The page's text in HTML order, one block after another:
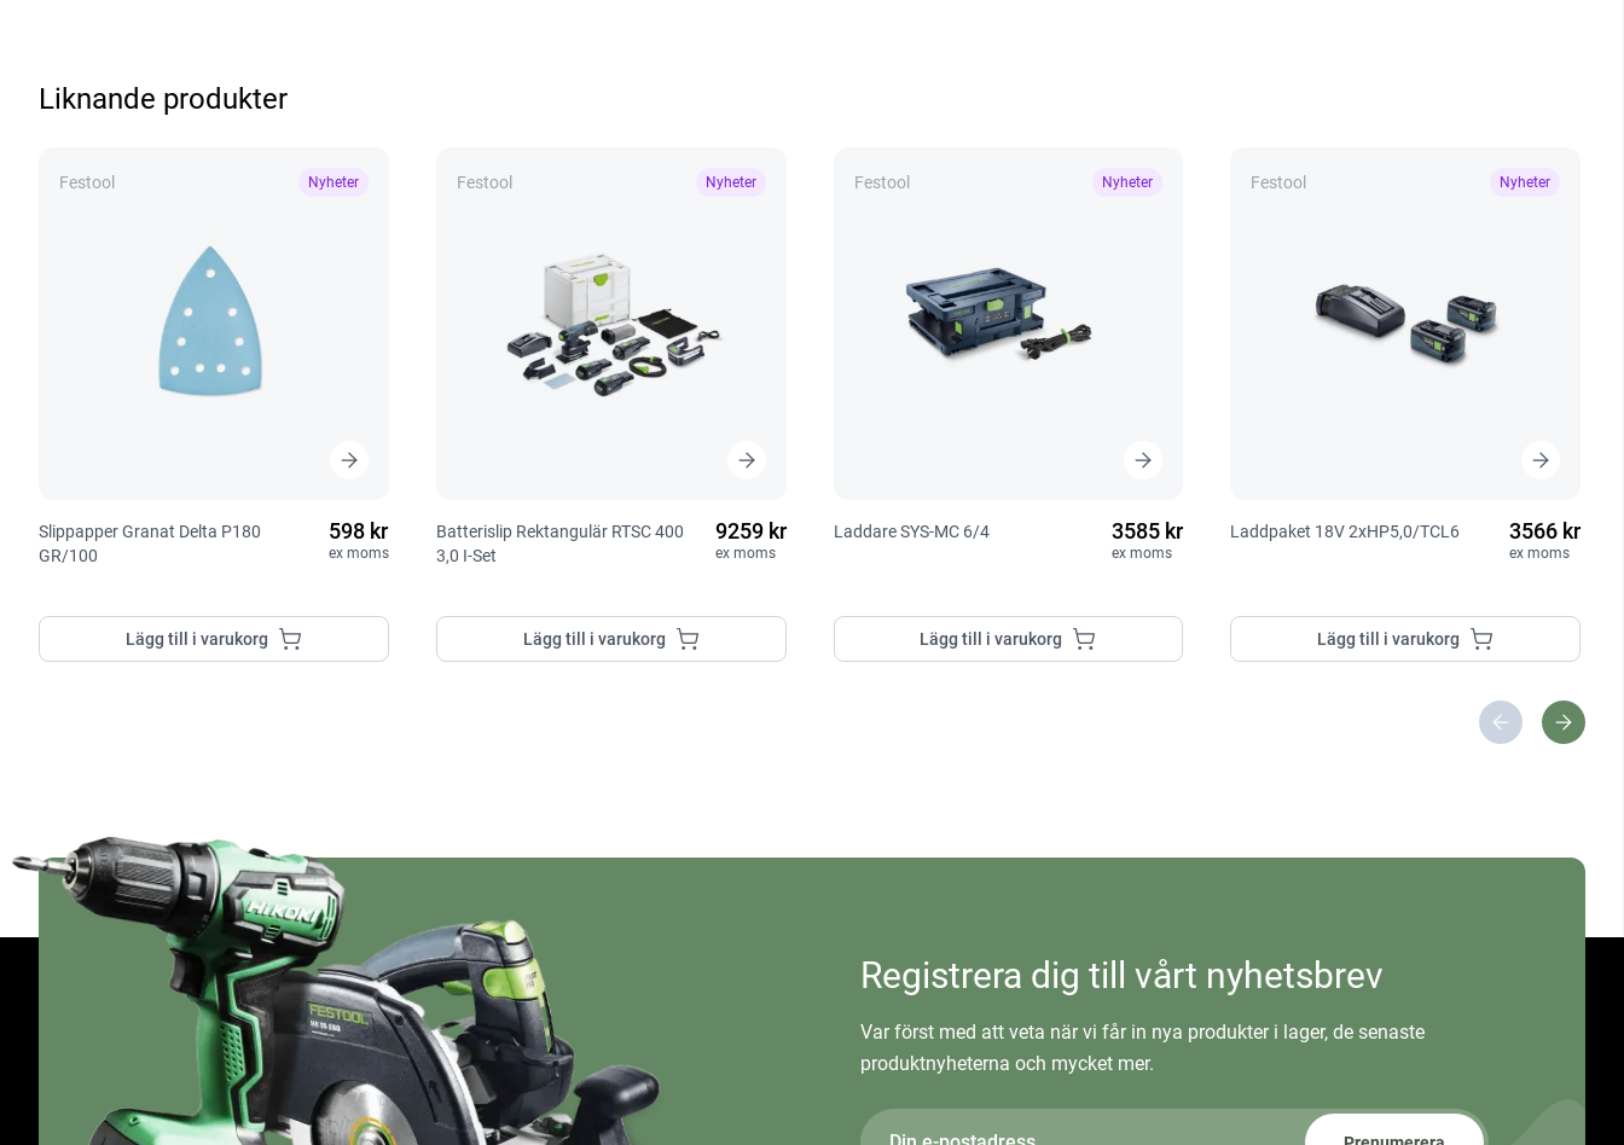
Liknande produkter
Festool Nyheter
Slippapper Granat Delta P180
GR/100
598 kr
ex moms
Lägg till i varukorg
Festool Nyheter
Batterislip Rektangulär RTSC 400
3,0 I-Set
9259 kr
ex moms
Lägg till i varukorg
Festool Nyheter
Laddare SYS-MC 6/4 3585 kr
ex moms
Lägg till i varukorg
Festool Nyheter
Laddpaket 18V 2xHP5,0/TCL6 3566 kr
ex moms
Lägg till i varukorg
Registrera dig till vårt nyhetsbrev
Var först med att veta när vi får in nya produkter i lager, de senaste
produktnyheterna och mycket mer.